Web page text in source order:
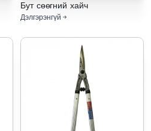
Бут сөөгний хайч
Дэлгэрэнгүй